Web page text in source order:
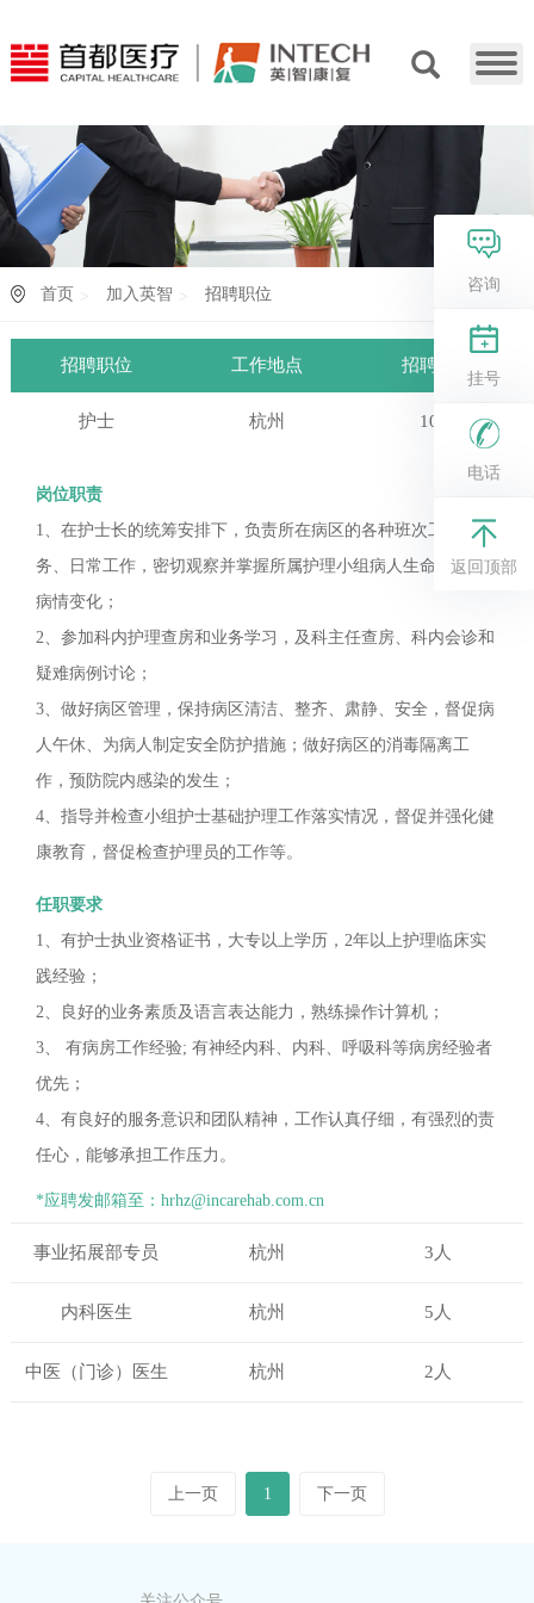
首页 加入英智 招聘职位
招聘职位 工作地点 招聘人数
护士 杭州 10人
岗位职责
1、在护士长的统筹安排下，负责所在病区的各种班次工作任
务、日常工作，密切观察并掌握所属护理小组病人生命体征及
病情变化；
2、参加科内护理查房和业务学习，及科主任查房、科内会诊和
疑难病例讨论；
3、做好病区管理，保持病区清洁、整齐、肃静、安全，督促病
人午休、为病人制定安全防护措施；做好病区的消毒隔离工
作，预防院内感染的发生；
4、指导并检查小组护士基础护理工作落实情况，督促并强化健
康教育，督促检查护理员的工作等。
任职要求
1、有护士执业资格证书，大专以上学历，2年以上护理临床实
践经验；
2、良好的业务素质及语言表达能力，熟练操作计算机；
3、 有病房工作经验; 有神经内科、内科、呼吸科等病房经验者
优先；
4、有良好的服务意识和团队精神，工作认真仔细，有强烈的责
任心，能够承担工作压力。
*应聘发邮箱至：hrhz@incarehab.com.cn
事业拓展部专员 杭州 3人
内科医生 杭州 5人
中医（门诊）医生 杭州 2人
上一页 1 下一页
咨询
挂号
电话
返回顶部